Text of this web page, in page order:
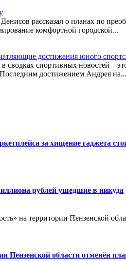
рассказал о планах по
комфортной городской...
достижения юного
спортивных новостей –
достижением Андрея на...
за хищение гаджета
рублей ушедшие в никуда
на территории Пензенской
Пензенской области отменён